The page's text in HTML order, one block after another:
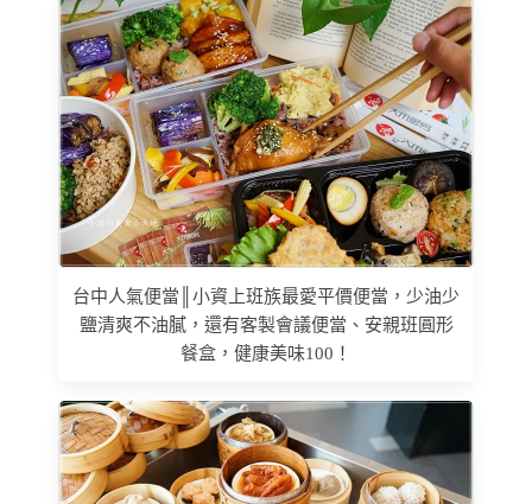
台中人氣便當║小資上班族最愛平價便當，少油少
鹽清爽不油膩，還有客製會議便當、安親班圓形
餐盒，健康美味100！